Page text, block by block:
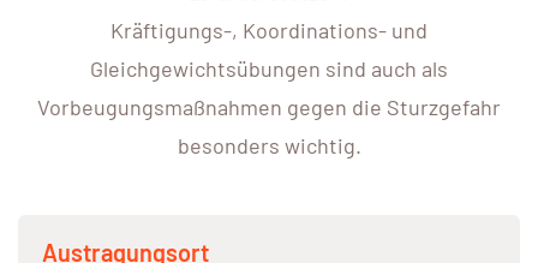
Kräftigungs-, Koordinations- und
Gleichgewichtsübungen sind auch als
Vorbeugungsmaßnahmen gegen die Sturzgefahr
besonders wichtig.
Austragungsort